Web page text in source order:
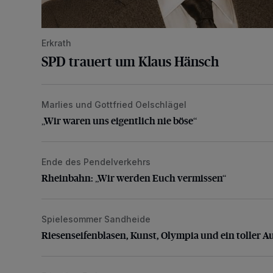
Erkrath
SPD trauert um Klaus Hänsch
„Wir waren uns eigentlich nie böse“
Marlies und Gottfried Oelschlägel
„Wir waren uns eigentlich nie böse“
Rheinbahn: „Wir werden Euch vermissen“
Ende des Pendelverkehrs
Rheinbahn: „Wir werden Euch vermissen“
Riesenseifenblasen, Kunst, Olympia und ein toller
Spielesommer Sandheide
Riesenseifenblasen, Kunst, Olympia und ein toller